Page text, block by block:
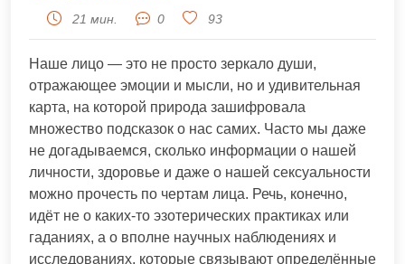
21 мин. 0 93
Наше лицо — это не просто зеркало души,
отражающее эмоции и мысли, но и удивительная
карта, на которой природа зашифровала
множество подсказок о нас самих. Часто мы даже
не догадываемся, сколько информации о нашей
личности, здоровье и даже о нашей сексуальности
можно прочесть по чертам лица. Речь, конечно,
идёт не о каких-то эзотерических практиках или
гаданиях, а о вполне научных наблюдениях и
исследованиях, которые связывают определённые